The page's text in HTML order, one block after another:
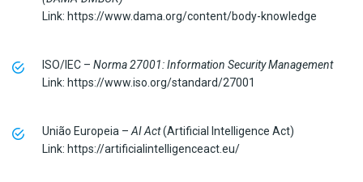
Link: https://www.dama.org/content/body-knowledge
ISO/IEC – Norma 27001: Information Security Management
Link: https://www.iso.org/standard/27001
União Europeia – AI Act(Artificial Intelligence Act)
Link: https://artificialintelligenceact.eu/